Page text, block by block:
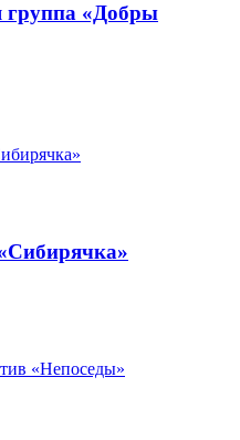
группа «Добры